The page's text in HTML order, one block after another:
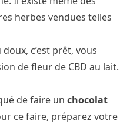
herbes vendues telles
c’est prêt, vous
de fleur de CBD au lait.
de faire un chocolat
ce faire, préparez votre